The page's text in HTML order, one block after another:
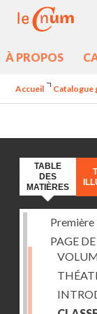
À PROPOS
Accueil Catalogue
TABLE
DES
MATIÈRES
Première
PAGE